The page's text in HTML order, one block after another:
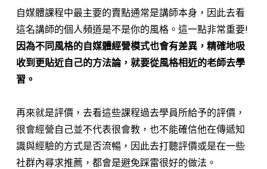
自媒體課程中最主要的賣點通常是講師本身，因此去看
這名講師的個人頻道是不是你的風格。這一點非常重要!
因為不同風格的自媒體經營模式也會有差異，精確地吸
收到更貼近自己的方法論，就要從風格相近的老師去學
習。
再來就是評價，去看這些課程過去學員所給予的評價，
很會經營自己並不代表很會教，也不能確信他在傳遞知
識與經驗的方式是否流暢，因此去打聽評價或是在一些
社群內尋求推薦，都會是避免踩雷很好的做法。